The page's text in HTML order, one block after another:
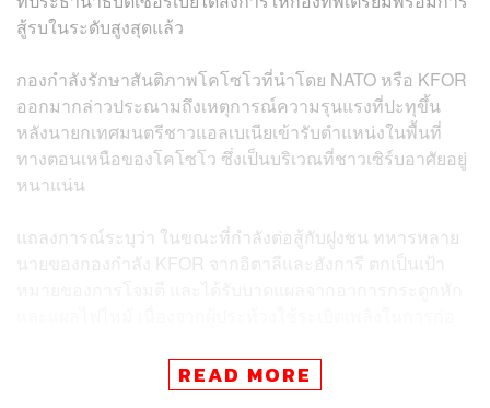
สู้รบในระดับสูงสุดแล้ว
กองกำลังรักษาสันติภาพโคโซโวที่นำโดย NATO หรือ KFOR
ออกมากล่าวประณามถึงเหตุการณ์ความรุนแรงที่ปะทุขึ้น
หลังนายกเทศมนตรีชาวแอลเบเนียเข้ารับตำแหน่งในพื้นที่
ทางตอนเหนือของโคโซโว ซึ่งเป็นบริเวณที่ชาวเซิร์บอาศัยอยู่
หนาแน่น
แถลงการณ์ระบุว่า ในขณะที่กำลังต่อสู้กับฝูงชน ทหารหลาย
นายของกองกำลัง KFOR จากอิตาลีและฮังการี ตกเป็นเป้า
คริสตอฟ ซาเลย์-โบบรอฟนิกสกี รัฐมนตรีว่าการกระทรวง
READ MORE